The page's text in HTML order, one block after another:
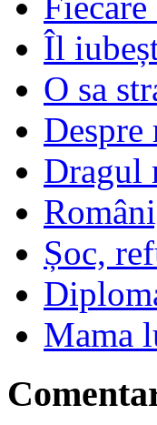
Îl
O sa
Dragul
Șoc,
Mama